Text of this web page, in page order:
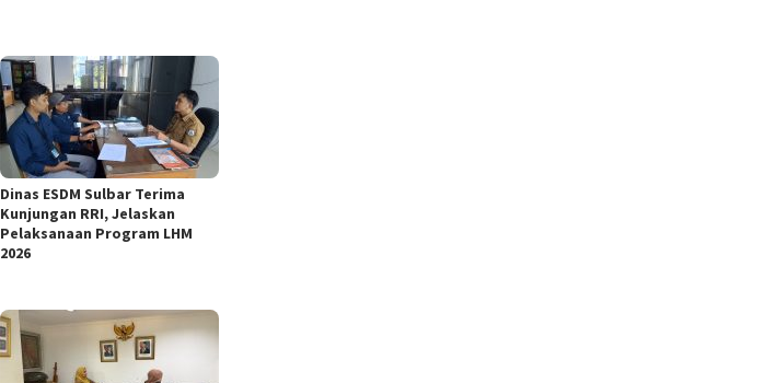
Dinas ESDM Sulbar Terima
Kunjungan RRI, Jelaskan
Pelaksanaan Program LHM
2026